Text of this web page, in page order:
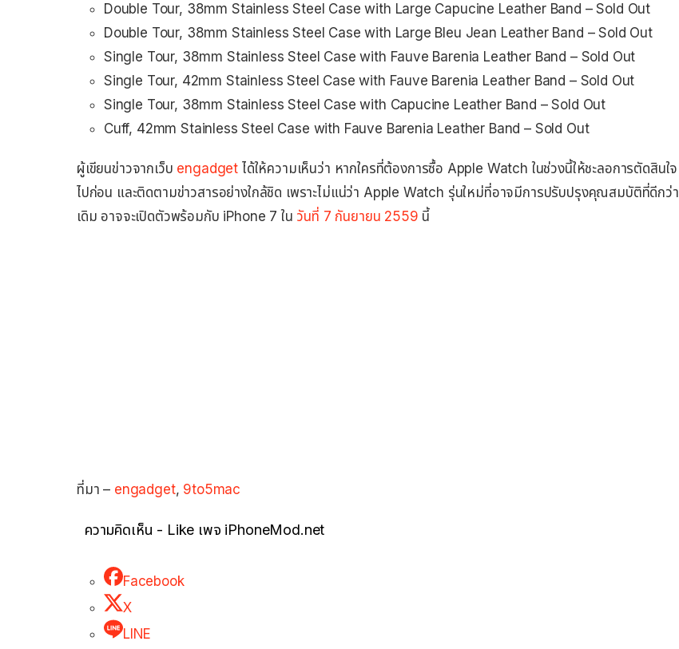
Double Tour, 38mm Stainless Steel Case with Large Capucine Leather Band – Sold Out
Double Tour, 38mm Stainless Steel Case with Large Bleu Jean Leather Band – Sold Out
Single Tour, 38mm Stainless Steel Case with Fauve Barenia Leather Band – Sold Out
Single Tour, 42mm Stainless Steel Case with Fauve Barenia Leather Band – Sold Out
Single Tour, 38mm Stainless Steel Case with Capucine Leather Band – Sold Out
Cuff, 42mm Stainless Steel Case with Fauve Barenia Leather Band – Sold Out
ผู้เขียนข่าวจากเว็บ engadget ได้ให้ความเห็นว่า หากใครที่ต้องการซื้อ Apple Watch ในช่วงนี้ให้ชะลอการตัดสินใจ
ไปก่อน และติดตามข่าวสารอย่างใกล้ชิด เพราะไม่แน่ว่า Apple Watch รุ่นใหม่ที่อาจมีการปรับปรุงคุณสมบัติที่ดีกว่า
เดิม อาจจะเปิดตัวพร้อมกับ iPhone 7 ใน วันที่ 7 กันยายน 2559 นี้
ที่มา – engadget, 9to5mac
ความคิดเห็น - Like เพจ iPhoneMod.net
Facebook
X
LINE